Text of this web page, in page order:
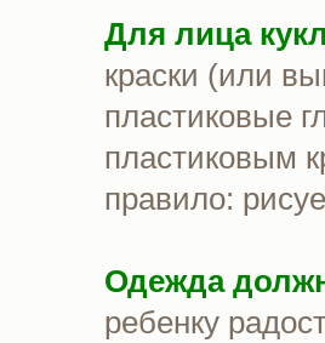
Для лица
краски (или
пластиковые
пластиковым
правило:
Одежда
ребенку